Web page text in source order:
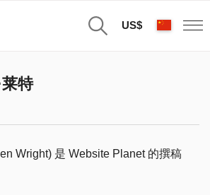
US$
特
Wright) 是 Website Planet 的撰稿